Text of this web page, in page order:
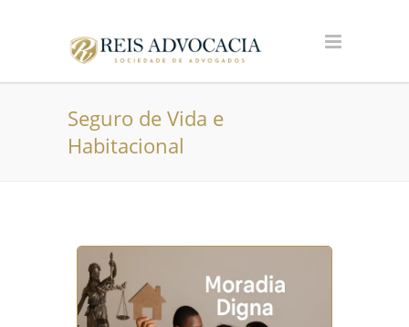
Seguro de Vida e
Habitacional